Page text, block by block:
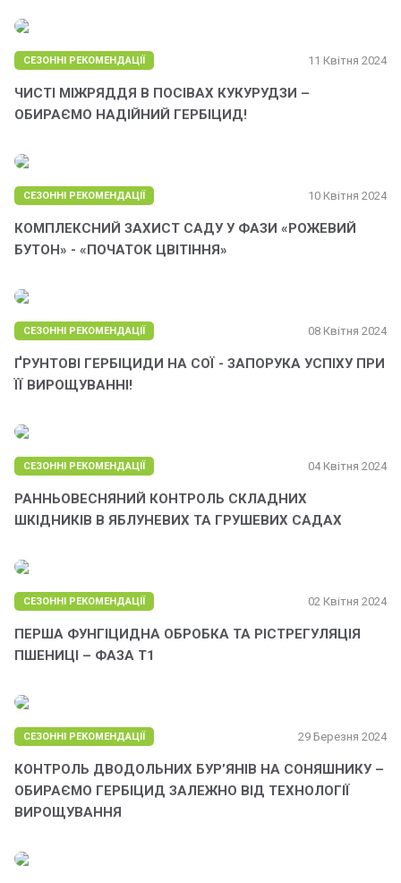
СЕЗОННІ РЕКОМЕНДАЦІЇ 11 Квітня 2024
ЧИСТІ МІЖРЯДДЯ В ПОСІВАХ КУКУРУДЗИ –
ОБИРАЄМО НАДІЙНИЙ ГЕРБІЦИД!
СЕЗОННІ РЕКОМЕНДАЦІЇ 10 Квітня 2024
КОМПЛЕКСНИЙ ЗАХИСТ САДУ У ФАЗИ «РОЖЕВИЙ
БУТОН» - «ПОЧАТОК ЦВІТІННЯ»
СЕЗОННІ РЕКОМЕНДАЦІЇ 08 Квітня 2024
ҐРУНТОВІ ГЕРБІЦИДИ НА СОЇ - ЗАПОРУКА УСПІХУ ПРИ
ЇЇ ВИРОЩУВАННІ!
СЕЗОННІ РЕКОМЕНДАЦІЇ 04 Квітня 2024
РАННЬОВЕСНЯНИЙ КОНТРОЛЬ СКЛАДНИХ
ШКІДНИКІВ В ЯБЛУНЕВИХ ТА ГРУШЕВИХ САДАХ
СЕЗОННІ РЕКОМЕНДАЦІЇ 02 Квітня 2024
ПЕРША ФУНГІЦИДНА ОБРОБКА ТА РІСТРЕГУЛЯЦІЯ
ПШЕНИЦІ – ФАЗА Т1
СЕЗОННІ РЕКОМЕНДАЦІЇ 29 Березня 2024
КОНТРОЛЬ ДВОДОЛЬНИХ БУР’ЯНІВ НА СОНЯШНИКУ –
ОБИРАЄМО ГЕРБІЦИД ЗАЛЕЖНО ВІД ТЕХНОЛОГІЇ
ВИРОЩУВАННЯ